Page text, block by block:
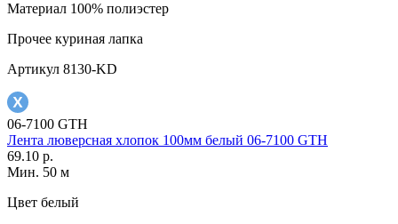
Материал 100% полиэстер
Прочее куриная лапка
Артикул 8130-KD
06-7100 GTH
Лента люверсная хлопок 100мм белый 06-7100 GTH
69.10 р.
Мин. 50 м
Цвет белый